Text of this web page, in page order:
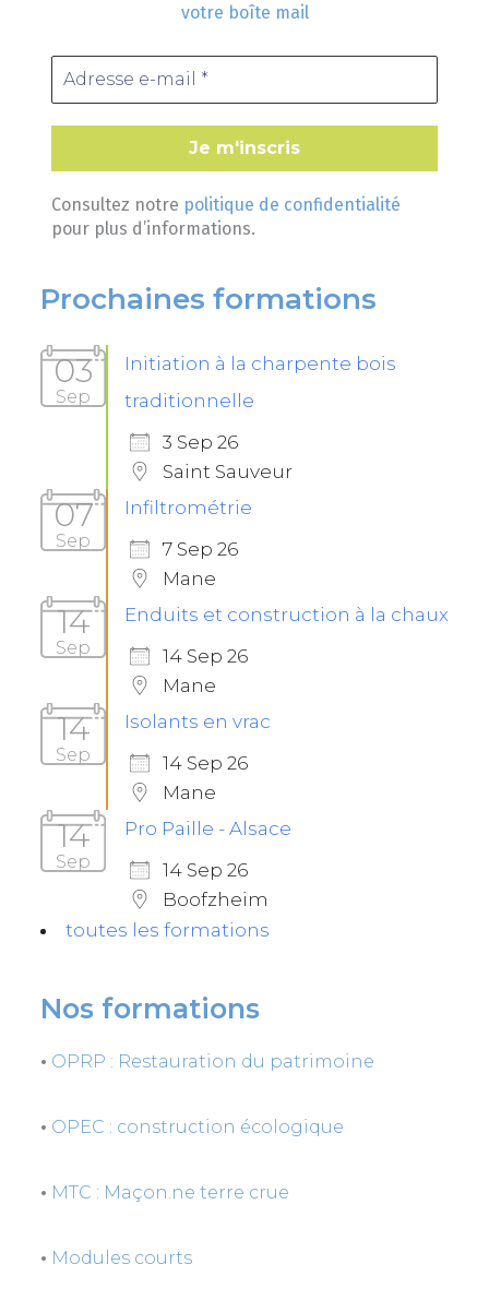
votre boîte mail
Consultez notre politique de confidentialité
pour plus d’informations.
Prochaines formations
03
Sep
Initiation à la charpente bois
traditionnelle
3 Sep 26
Saint Sauveur
07
Sep
Infiltrométrie
7 Sep 26
Mane
14
Sep
Enduits et construction à la chaux
14 Sep 26
Mane
14
Sep
Isolants en vrac
14 Sep 26
Mane
14
Sep
Pro Paille - Alsace
14 Sep 26
Boofzheim
toutes les formations
Nos formations
• OPRP : Restauration du patrimoine
• OPEC : construction écologique
• MTC : Maçon.ne terre crue
• Modules courts